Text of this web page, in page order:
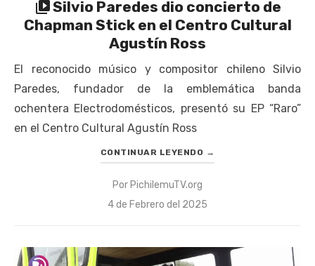
Silvio Paredes dio concierto de
Chapman Stick en el Centro Cultural
Agustín Ross
El reconocido músico y compositor chileno Silvio
Paredes, fundador de la emblemática banda
ochentera Electrodomésticos, presentó su EP “Raro”
en el Centro Cultural Agustín Ross
CONTINUAR LEYENDO →
Por PichilemuTV.org
Publicado
4 de Febrero del 2025